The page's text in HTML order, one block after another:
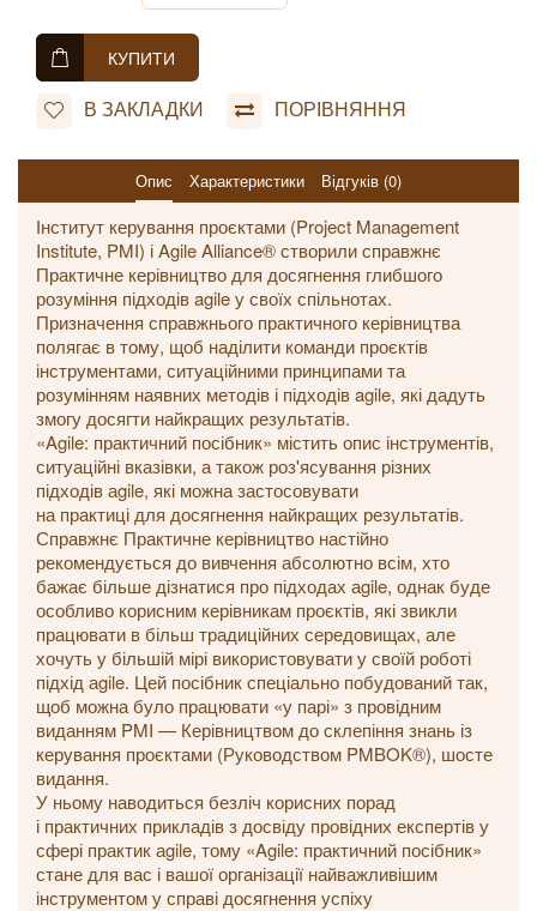
КУПИТИ
В ЗАКЛАДКИ ПОРІВНЯННЯ
Опис Характеристики Відгуків (0)
Інститут керування проєктами (Project Management
Institute, PMI) і Agile Alliance® створили справжнє
Практичне керівництво для досягнення глибшого
розуміння підходів agile у своїх спільнотах.
Призначення справжнього практичного керівництва
полягає в тому, щоб наділити команди проєктів
інструментами, ситуаційними принципами та
розумінням наявних методів і підходів agile, які дадуть
змогу досягти найкращих результатів.
«Agile: практичний посібник» містить опис інструментів,
ситуаційні вказівки, а також роз'ясування різних
підходів аgile, які можна застосовувати
на практиці для досягнення найкращих результатів.
Справжнє Практичне керівництво настійно
рекомендується до вивчення абсолютно всім, хто
бажає більше дізнатися про підходах аgile, однак буде
особливо корисним керівникам проєктів, які звикли
працювати в більш традиційних середовищах, але
хочуть у більшій мірі використовувати у своїй роботі
підхід аgile. Цей посібник спеціально побудований так,
щоб можна було працювати «у парі» з провідним
виданням PMI — Керівництвом до склепіння знань із
керування проєктами (Руководством PMBOK®), шосте
видання.
У ньому наводиться безліч корисних порад
і практичних прикладів з досвіду провідних експертів у
сфері практик аgile, тому «Agile: практичний посібник»
стане для вас і вашої організації найважливішим
інструментом у справі досягнення успіху